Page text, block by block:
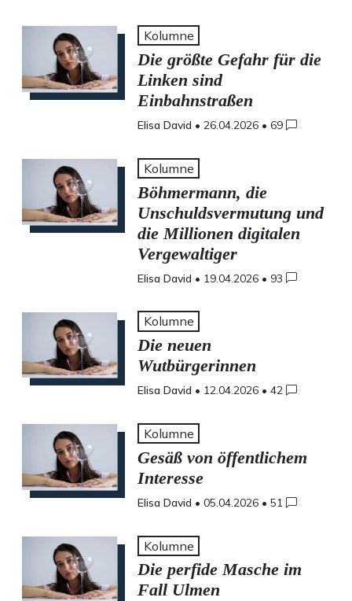
Kolumne
Die größte Gefahr für die
Linken sind
Einbahnstraßen
Elisa David • 26.04.2026 • 69
Kolumne
Böhmermann, die
Unschuldsvermutung und
die Millionen digitalen
Vergewaltiger
Elisa David • 19.04.2026 • 93
Kolumne
Die neuen
Wutbürgerinnen
Elisa David • 12.04.2026 • 42
Kolumne
Gesäß von öffentlichem
Interesse
Elisa David • 05.04.2026 • 51
Kolumne
Die perfide Masche im
Fall Ulmen